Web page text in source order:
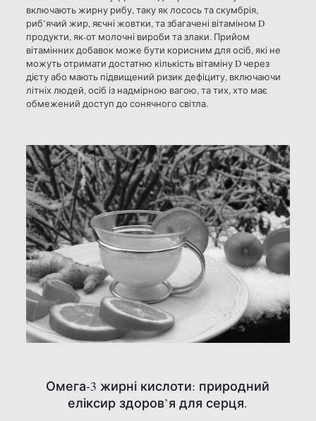
включають жирну рибу, таку як лосось та скумбрія,
риб’ячий жир, яєчні жовтки, та збагачені вітаміном D
продукти, як-от молочні вироби та злаки. Прийом
вітамінних добавок може бути корисним для осіб, які не
можуть отримати достатню кількість вітаміну D через
дієту або мають підвищений ризик дефіциту, включаючи
літніх людей, осіб із надмірною вагою, та тих, хто має
обмежений доступ до сонячного світла.
Омега-3 жирні кислоти: природний
еліксир здоров’я для серця.